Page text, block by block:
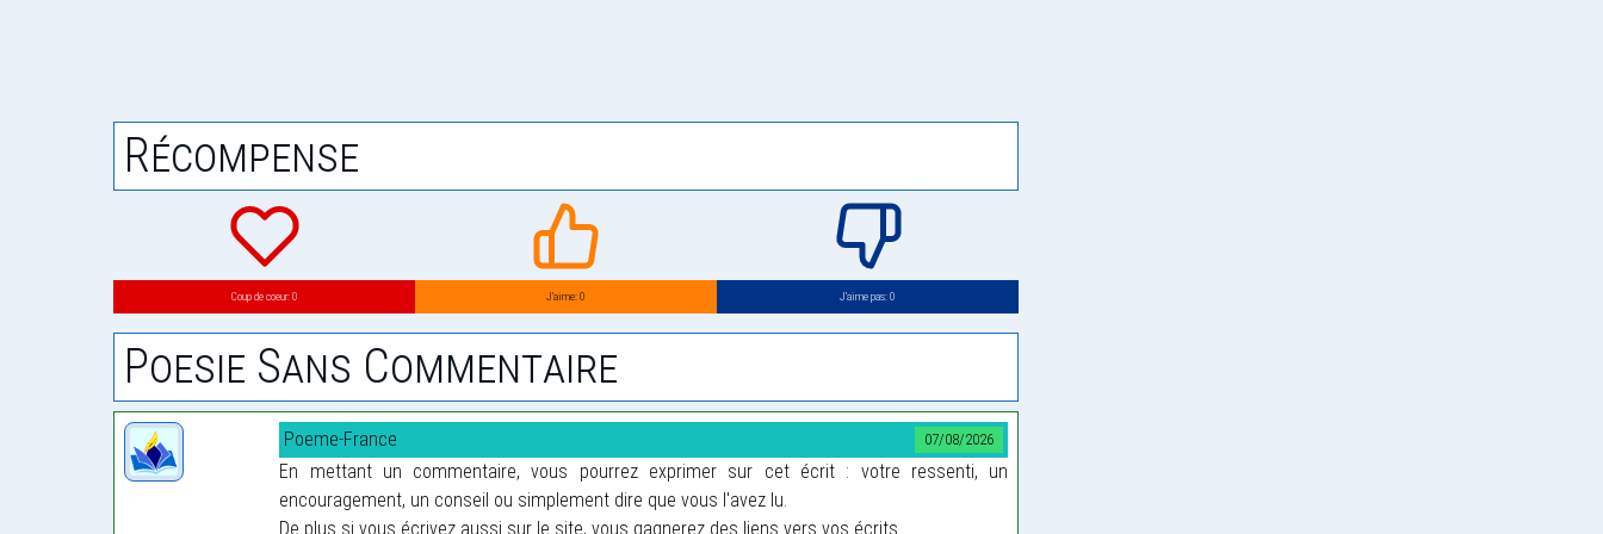
Récompense
Coup de coeur: 0 J’aime: 0 J’aime pas: 0
Poesie Sans Commentaire
07/08/2026
Poeme-France
En mettant un commentaire, vous pourrez exprimer sur cet écrit : votre ressenti, un
encouragement, un conseil ou simplement dire que vous l'avez lu.
De plus si vous écrivez aussi sur le site, vous gagnerez des liens vers vos écrits...